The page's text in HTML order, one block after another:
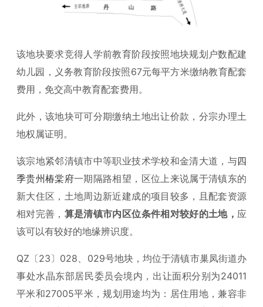
该地块要求竞得人学前教育阶段按照地块规划户数配建
幼儿园，义务教育阶段按照67元每平方米缴纳教育配套
费用，免交高中教育配套费用。
此外，该地块可可分期缴纳土地出让价款，分宗办理土
地权属证明。
该宗地紧邻清镇市中等职业技术学校和金清大道，与四
季贵州椿棠府一期隔路相望，区位上来说属于清镇东的
新大住区，土地周边新近建成的项目较多，且配套资源
相对完善， 算是清镇市内区位条件相对较好的土地， 应
该可以有较好的地缘辨识度。
QZ〔23〕028、029号地块，均位于清镇市巢凤街道办
事处水晶东部居民委员会境内，出让面积分别为24011
平米和27005平米，规划用途均为：居住用地，兼容非